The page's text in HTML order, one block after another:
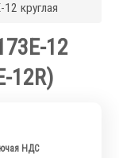
круглая
12
12R)
НДС